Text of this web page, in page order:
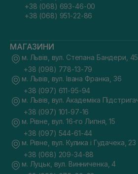
+38 (068) 693-46-00
+38 (068) 951-22-86
МАГАЗИНИ
м. Львів, вул. Степана Бандери, 45
+38 (098) 778-13-79
м. Львів, вул. Івана Франка, 36
+38 (097) 611-95-94
м. Львів, вул. Академіка
+38 (097) 101-97-16
м. Рівне, вул. 16-го Липня, 15
+38 (097) 544-61-44
м. Рівне, вул. Кулика і Гудачека,
+38 (068) 209-34-88
м. Луцьк, вул. Винниченка, 4